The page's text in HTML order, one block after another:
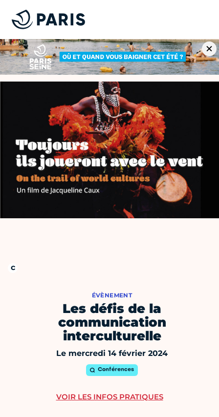
ÉVÈNEMENT
Les défis de la
communication
interculturelle
Le mercredi 14 février 2024
Conférences
VOIR LES INFOS PRATIQUES